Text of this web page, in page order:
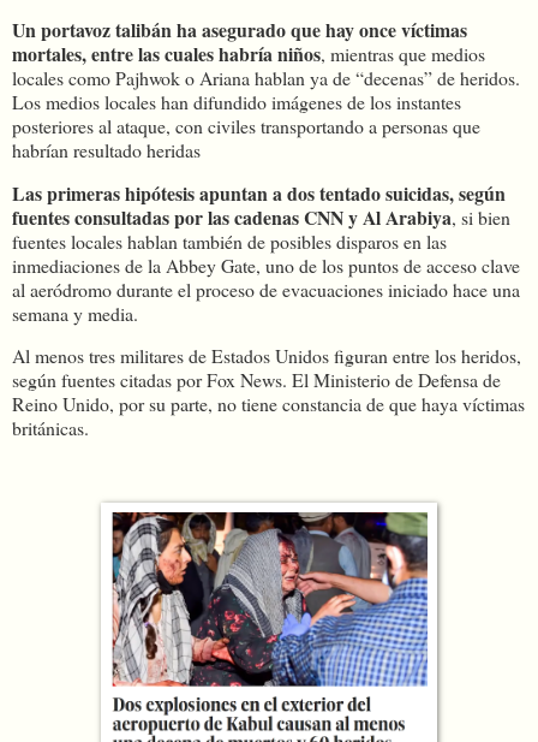
Un portavoz talibán ha asegurado que hay once víctimas
mortales, entre las cuales habría niños, mientras que medios
locales como Pajhwok o Ariana hablan ya de “decenas” de heridos.
Los medios locales han difundido imágenes de los instantes
posteriores al ataque, con civiles transportando a personas que
habrían resultado heridas
Las primeras hipótesis apuntan a dos tentado suicidas, según
fuentes consultadas por las cadenas CNN y Al Arabiya, si bien
fuentes locales hablan también de posibles disparos en las
inmediaciones de la Abbey Gate, uno de los puntos de acceso clave
al aeródromo durante el proceso de evacuaciones iniciado hace una
semana y media.
Al menos tres militares de Estados Unidos figuran entre los heridos,
según fuentes citadas por Fox News. El Ministerio de Defensa de
Reino Unido, por su parte, no tiene constancia de que haya víctimas
británicas.